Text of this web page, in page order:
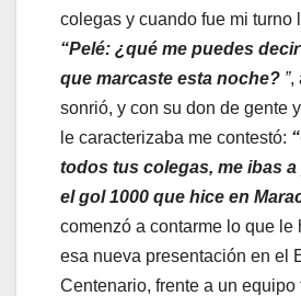
colegas y cuando fue mi turno
“Pelé: ¿qué me puedes
que marcaste esta noche? ”,
sonrió, y con su don de gente
le caracterizaba me contestó:
todos tus colegas, me ibas
el gol 1000 que hice en
comenzó a contarme lo que le
esa nueva presentación en el
Centenario, frente a un equipo